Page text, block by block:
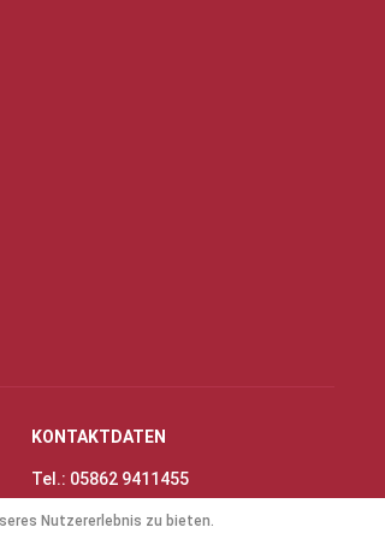
KONTAKTDATEN
Tel.: 05862 9411455
Nutzererlebnis zu bieten.